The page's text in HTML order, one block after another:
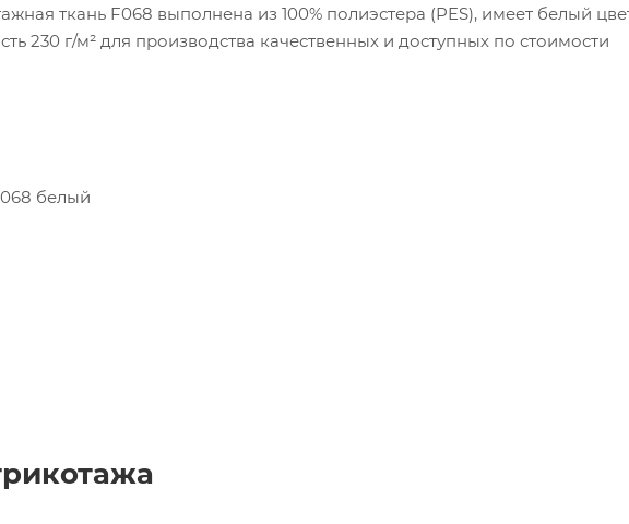
ткань F068 выполнена из 100% полиэстера (PES), имеет белый
230 г/м² для производства качественных и доступных по стоимости
белый